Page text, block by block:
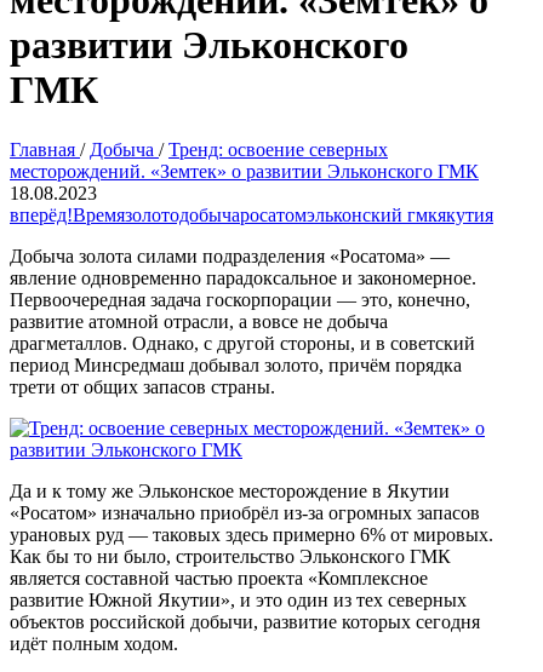
развитии Эльконского
ГМК
Главная / Добыча / Тренд: освоение северных
месторождений. «Земтек» о развитии Эльконского ГМК
18.08.2023
вперёд!Времязолотодобычаросатомэльконский гмкякутия
Добыча золота силами подразделения «Росатома» —
явление одновременно парадоксальное и закономерное.
Первоочередная задача госкорпорации — это, конечно,
развитие атомной отрасли, а вовсе не добыча
драгметаллов. Однако, с другой стороны, и в советский
период Минсредмаш добывал золото, причём порядка
трети от общих запасов страны.
Да и к тому же Эльконское месторождение в Якутии
«Росатом» изначально приобрёл из-за огромных запасов
урановых руд — таковых здесь примерно 6% от мировых.
Как бы то ни было, строительство Эльконского ГМК
является составной частью проекта «Комплексное
развитие Южной Якутии», и это один из тех северных
объектов российской добычи, развитие которых сегодня
идёт полным ходом.